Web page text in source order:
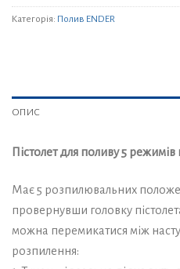
Категорія: Полив ENDER
ОПИС
Пістолет для поливу 5
Має 5 розпилювальних
провернувши головку
можна перемикатися між
розпилення: